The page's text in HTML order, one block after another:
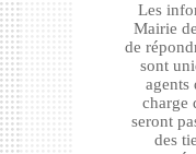
Les
Mairie
de
sont
agents
charge
seront
des